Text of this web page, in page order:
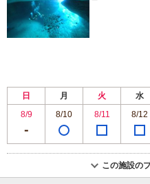
日 月 火 水
8/9
8/10 8/11 8/12
この施設の